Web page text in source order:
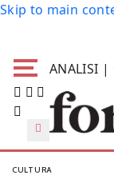
Skip to main
ANALISI |
CULTURA